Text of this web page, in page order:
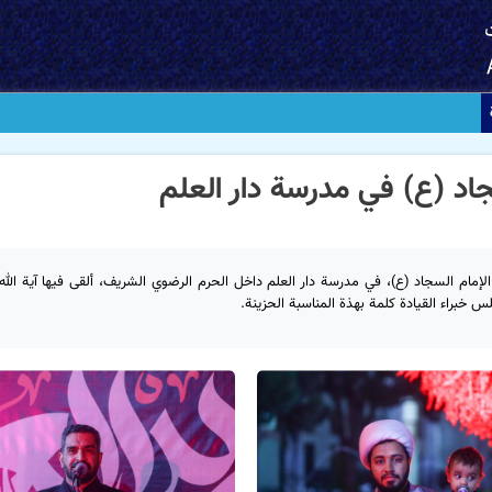
(ع) في مدرسة دار العلم
عزاء بمناسبة ليلة شهادة الإمام السجاد (ع)، في مدرسة دار العلم داخل الحرم الرضوي الشریف، ألقی فیها آية
القیادة کلمة بهذة المناسبة الحزینة.